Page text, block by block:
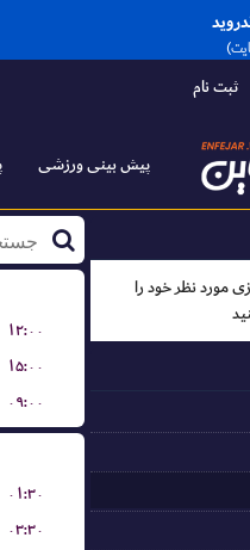
ثبت نام
پیش بینی ورزشی
مورد نظر خود را
۱۲:۰۰
۱۵:۰۰
۰۹:۰۰
۰۱:۳۰
۰۳:۳۰